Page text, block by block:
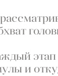
этап
и